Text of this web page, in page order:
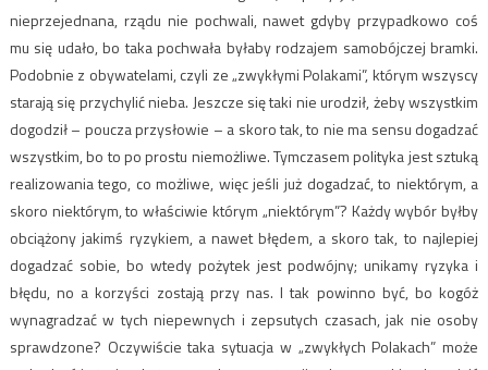
nieprzejednana, rządu nie pochwali, nawet gdyby przypadkowo coś
mu się udało, bo taka pochwała byłaby rodzajem samobójczej bramki.
Podobnie z obywatelami, czyli ze „zwykłymi Polakami”, którym wszyscy
starają się przychylić nieba. Jeszcze się taki nie urodził, żeby wszystkim
dogodził – poucza przysłowie – a skoro tak, to nie ma sensu dogadzać
wszystkim, bo to po prostu niemożliwe. Tymczasem polityka jest sztuką
realizowania tego, co możliwe, więc jeśli już dogadzać, to niektórym, a
skoro niektórym, to właściwie którym „niektórym”? Każdy wybór byłby
obciążony jakimś ryzykiem, a nawet błędem, a skoro tak, to najlepiej
dogadzać sobie, bo wtedy pożytek jest podwójny; unikamy ryzyka i
błędu, no a korzyści zostają przy nas. I tak powinno być, bo kogóż
wynagradzać w tych niepewnych i zepsutych czasach, jak nie osoby
sprawdzone? Oczywiście taka sytuacja w „zwykłych Polakach” może